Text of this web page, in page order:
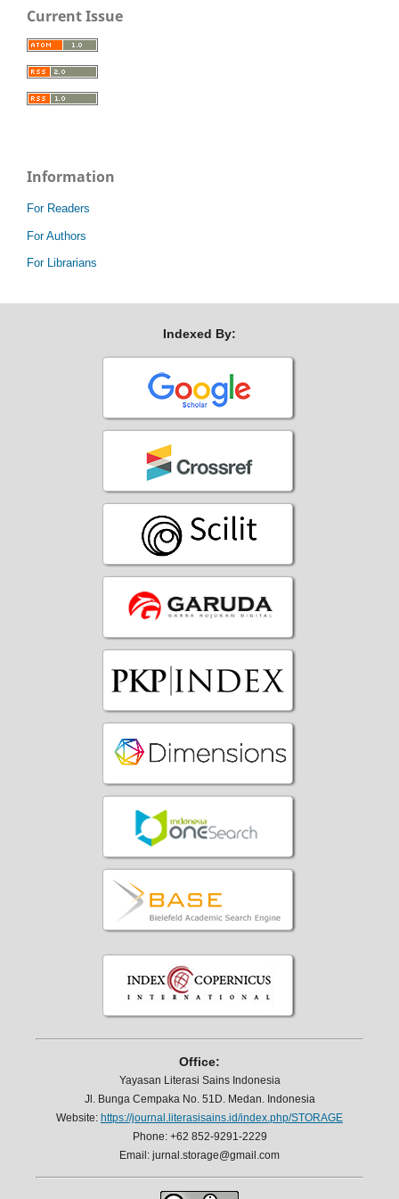
Current Issue
Information
For Readers
For Authors
For Librarians
Indexed By:
Office:
Yayasan Literasi Sains Indonesia
Jl. Bunga Cempaka No. 51D. Medan. Indonesia
Website: https://journal.literasisains.id/index.php/STORAGE
Phone: +62 852-9291-2229
Email: jurnal.storage@gmail.com